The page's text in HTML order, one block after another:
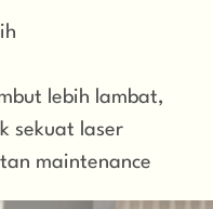
lebih lambat,
sekuat laser
maintenance